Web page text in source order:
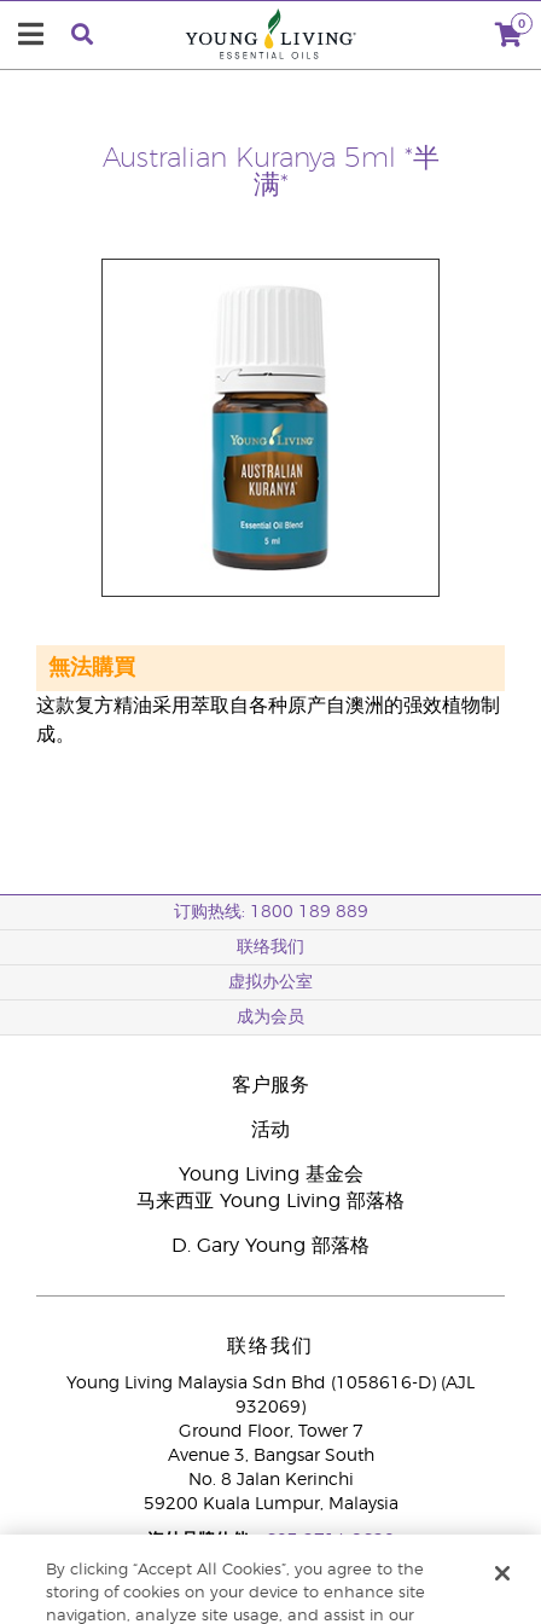
0
Australian Kuranya 5ml *半
满*
这款复方精油采用萃取自各种原产自澳洲的强效植物制
成。
無法購買
订购热线: 1800 189 889
联络我们
虚拟办公室
成为会员
客户服务
活动
Young Living 基金会
马来西亚 Young Living 部落格
D. Gary Young 部落格
联络我们
Young Living Malaysia Sdn Bhd (1058616-D) (AJL
932069)
Ground Floor, Tower 7
Avenue 3, Bangsar South
No. 8 Jalan Kerinchi
59200 Kuala Lumpur, Malaysia
免付费专线：1800 189 889
WhatsApp对话: +60 15 4600 0691
By clicking “Accept All Cookies”, you agree to the
storing of cookies on your device to enhance site
navigation, analyze site usage, and assist in our